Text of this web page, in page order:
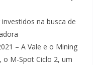
na busca de
– A Vale e o Mining
o M-Spot Ciclo 2, um